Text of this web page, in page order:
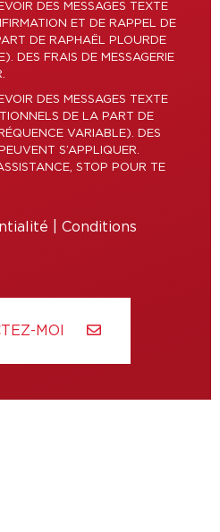
DES MESSAGES TEXTE
ET DE RAPPEL DE
DE RAPHAËL PLOURDE
DES FRAIS DE MESSAGERIE
DES MESSAGES TEXTE
DE LA PART DE
VARIABLE). DES
S’APPLIQUER.
STOP POUR TE
Conditions
MOI